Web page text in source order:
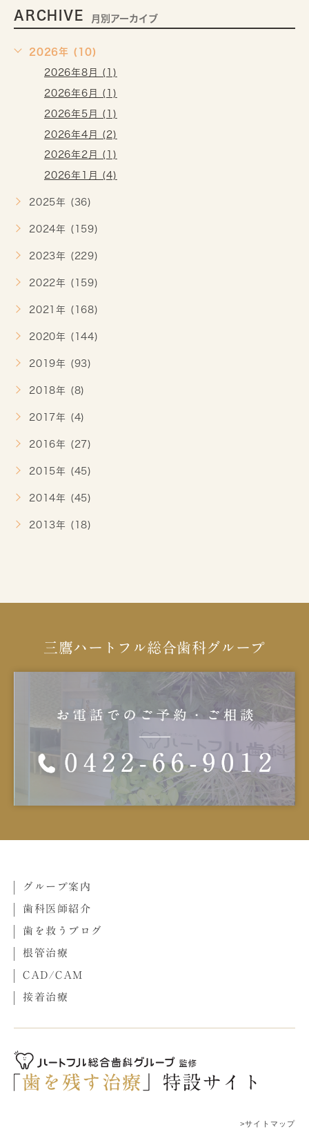
ARCHIVE 月別アーカイブ
2026年 (10)
2026年8月 (1)
2026年6月 (1)
2026年5月 (1)
2026年4月 (2)
2026年2月 (1)
2026年1月 (4)
2025年 (36)
2024年 (159)
2023年 (229)
2022年 (159)
2021年 (168)
2020年 (144)
2019年 (93)
2018年 (8)
2017年 (4)
2016年 (27)
2015年 (45)
2014年 (45)
2013年 (18)
三鷹ハートフル総合歯科グループ
グループ案内
歯科医師紹介
歯を救うブログ
根管治療
CAD/CAM
接着治療
>サイトマップ